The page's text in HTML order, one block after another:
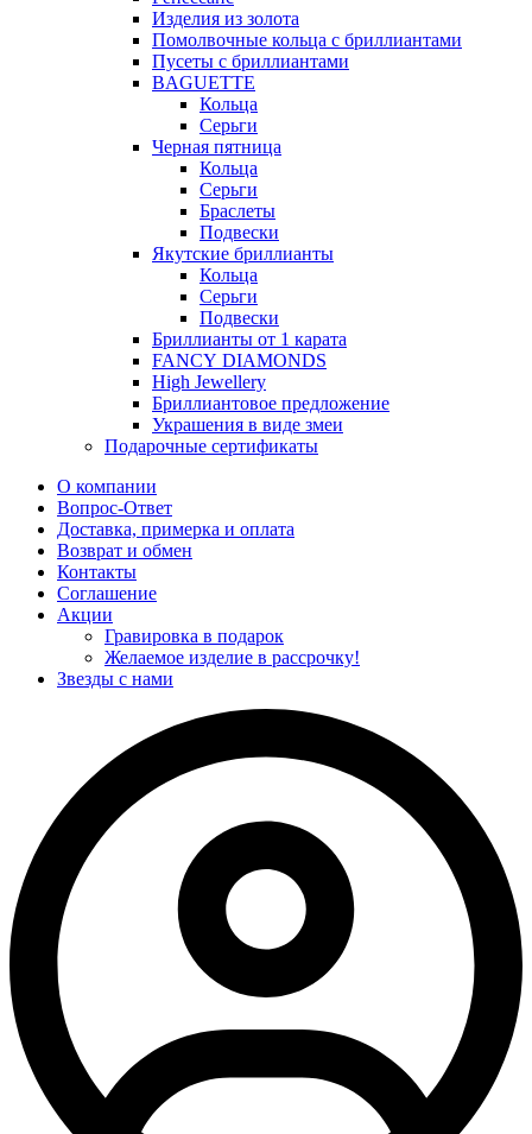
Изделия из золота
Помолвочные кольца с бриллиантами
Пусеты с бриллиантами
BAGUETTE
Кольца
Серьги
Черная пятница
Кольца
Серьги
Браслеты
Подвески
Якутские бриллианты
Кольца
Серьги
Подвески
Бриллианты от 1 карата
FANCY DIAMONDS
High Jewellery
Бриллиантовое предложение
Украшения в виде змеи
Подарочные сертификаты
О компании
Вопрос-Ответ
Доставка, примерка и оплата
Возврат и обмен
Контакты
Соглашение
Акции
Гравировка в подарок
Желаемое изделие в рассрочку!
Звезды с нами